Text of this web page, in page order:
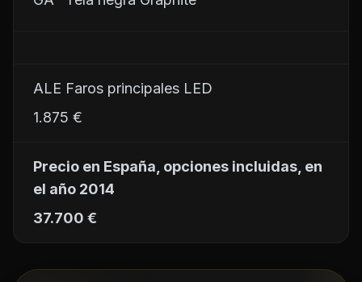
ALE	Faros principales LED
1.875 €
Precio en España, opciones incluidas, en
el año 2014
37.700 €